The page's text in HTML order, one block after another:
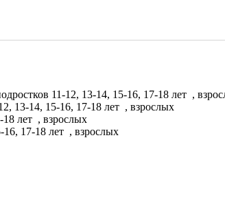
11-12, 13-14, 15-16, 17-18 лет ,
13-14, 15-16, 17-18 лет , взрослых
18 лет , взрослых
16, 17-18 лет , взрослых